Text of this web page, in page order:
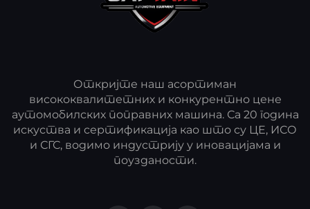
Откријте наш асортиман
висококвалитетних и конкурентно цене
аутомобилских поправних машина. Са 20 година
искуства и сертификација као што су ЦЕ, ИСО
и СГС, водимо индустрију у иновацијама и
поузданости.